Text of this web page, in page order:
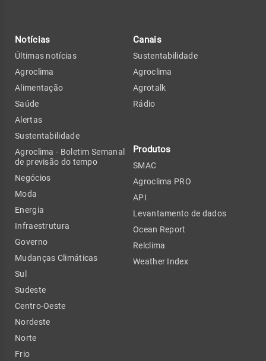
Notícias
Últimas notícias
Agroclima
Alimentação
Saúde
Alertas
Sustentabilidade
Agroclima - Boletim Semanal
de previsão do tempo
Negócios
Moda
Energia
Infraestrutura
Governo
Mudanças Climáticas
Sul
Sudeste
Centro-Oeste
Nordeste
Norte
Frio
Canais
Sustentabilidade
Agroclima
Agrotalk
Rádio
Produtos
SMAC
Agroclima PRO
API
Levantamento de dados
Ocean Report
Relclima
Weather Index